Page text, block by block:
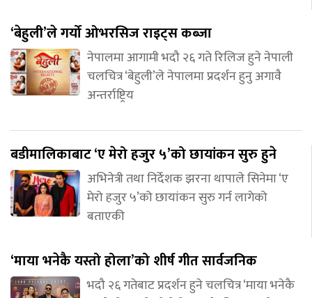
‘बेहुली’ले गर्यो ओभरसिज राइट्स कब्जा
नेपालमा आगामी भदौ २६ गते रिलिज हुने नेपाली
चलचित्र ‘बेहुली’ले नेपालमा प्रदर्शन हुनु अगावै
अन्तर्राष्ट्रिय
बडीमालिकाबाट ‘ए मेरो हजुर ५’को छायांकन सुरु हुने
अभिनेत्री तथा निर्देशक झरना थापाले सिनेमा ‘ए
मेरो हजुर ५’को छायांकन सुरु गर्न लागेको
बताएकी
‘माया भनेकै यस्तो होला’को शीर्ष गीत सार्वजनिक
भदौ २६ गतेबाट प्रदर्शन हुने चलचित्र ‘माया भनेकै